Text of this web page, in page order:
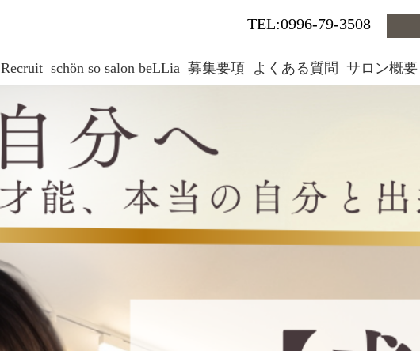
TEL:0996-79-3508
Recruit schön so salon beLLia 募集要項 よくある質問 サロン概要